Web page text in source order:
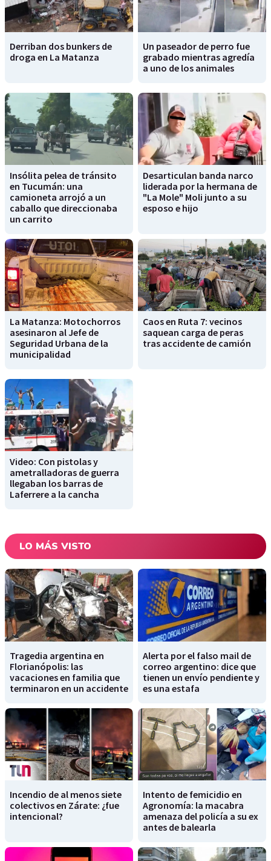
Derriban dos bunkers de
droga en La Matanza
Un paseador de perro fue
grabado mientras agredía
a uno de los animales
Insólita pelea de tránsito
en Tucumán: una
camioneta arrojó a un
caballo que direccionaba
un carrito
Desarticulan banda narco
liderada por la hermana de
"La Mole" Moli junto a su
esposo e hijo
La Matanza: Motochorros
asesinaron al Jefe de
Seguridad Urbana de la
municipalidad
Caos en Ruta 7: vecinos
saquean carga de peras
tras accidente de camión
Video: Con pistolas y
ametralladoras de guerra
llegaban los barras de
Laferrere a la cancha
LO MÁS VISTO
Tragedia argentina en
Florianópolis: las
vacaciones en familia que
terminaron en un accidente
Alerta por el falso mail de
correo argentino: dice que
tienen un envío pendiente y
es una estafa
Incendio de al menos siete
colectivos en Zárate: ¿fue
intencional?
Intento de femicidio en
Agronomía: la macabra
amenaza del policía a su ex
antes de balearla